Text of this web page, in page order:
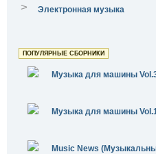
> Электронная музыка
ПОПУЛЯРНЫЕ СБОРНИКИ
Музыка для машины
Музыка для машины
Music News